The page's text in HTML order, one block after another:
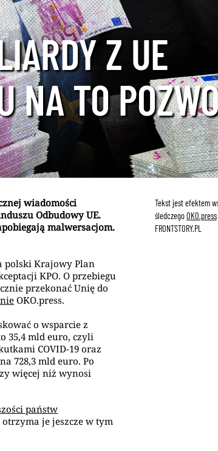
Z UE
NA TO
wiadomości
Odbudowy UE.
malwersacjom.
polski Krajowy Plan
KPO. O przebiegu
przekonać Unię do
OKO.press.
o wsparcie z
35,4 mld euro, czyli
COVID-19 oraz
728,3 mld euro. Po
więcej niż wynosi
państw
je jeszcze w tym
Tekst jest efektem
śledczegoOKO.press
FRONTSTORY.PL